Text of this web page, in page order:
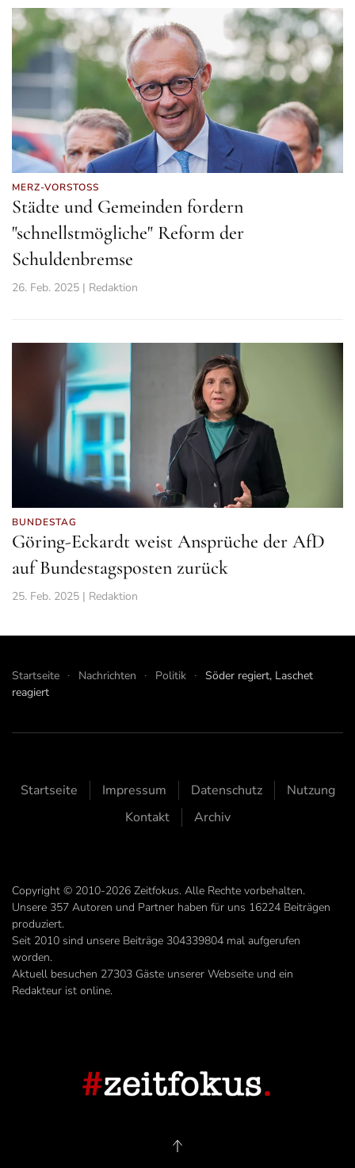
MERZ-VORSTOSS
Städte und Gemeinden fordern
"schnellstmögliche" Reform der
Schuldenbremse
26. Feb. 2025 | Redaktion
BUNDESTAG
Göring-Eckardt weist Ansprüche der AfD
auf Bundestagsposten zurück
25. Feb. 2025 | Redaktion
Startseite Nachrichten Politik
Söder regiert, Laschet
reagiert
Startseite Impressum Datenschutz
Nutzung
Kontakt
Archiv
Copyright © 2010-2026 Zeitfokus. Alle Rechte vorbehalten.
Unsere 357 Autoren und Partner haben für uns 16224 Beiträgen
produziert.
Seit 2010 sind unsere Beiträge 304339804 mal aufgerufen
worden.
Aktuell besuchen 27303 Gäste unserer Webseite und ein
Redakteur ist online.